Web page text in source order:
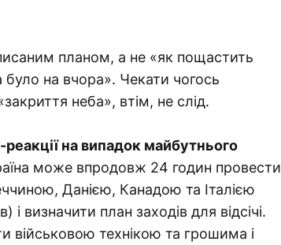
планом, а не «як пощастить
на вчора». Чекати чогось
неба», втім, не слід.
на випадок майбутнього
може впродовж 24 годин провести
Данією, Канадою та Італією
визначити план заходів для відсічі.
військовою технікою та грошима і